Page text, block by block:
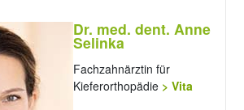
Dr. med. dent. Anne
Selinka
Fachzahnärztin für
Kieferorthopädie > Vita